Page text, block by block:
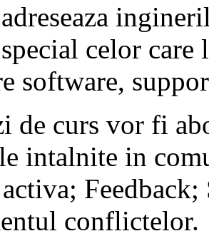
celor
software,
de curs vor fi
intalnite in
conflictelor.